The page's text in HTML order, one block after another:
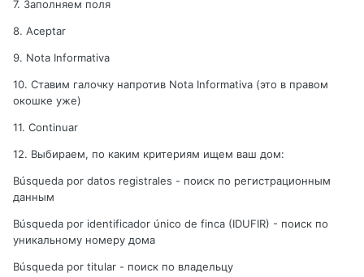
7. Заполняем поля
8. Aceptar
9. Nota Informativa
10. Ставим галочку напротив Nota Informativa (это в правом
окошке уже)
11. Continuar
12. Выбираем, по каким критериям ищем ваш дом:
Búsqueda por datos registrales - поиск по регистрационным
данным
Búsqueda por identificador único de finca (IDUFIR) - поиск по
уникальному номеру дома
Búsqueda por titular - поиск по владельцу